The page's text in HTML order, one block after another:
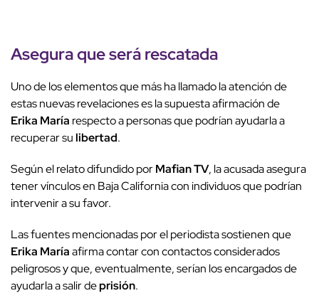
Asegura que serárescatada
Uno de los elementos que más ha llamado la atención de
estas nuevas revelaciones es la supuesta afirmación de
Erika María respecto a personas que podrían ayudarla a
recuperar sulibertad.
Según el relato difundido porMafian TV, la acusada asegura
tener vínculos en Baja California con individuos que podrían
intervenir a su favor.
Las fuentes mencionadas por el periodista sostienen que
Erika Maríaafirma contar con contactos considerados
peligrosos y que, eventualmente, serían los encargados de
ayudarla a salir deprisión.